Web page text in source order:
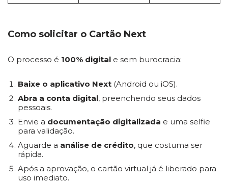
Como solicitar o Cartão Next
O processo é 100% digital e sem burocracia:
Baixe o aplicativo Next (Android ou iOS).
Abra a conta digital, preenchendo seus dados
pessoais.
Envie a documentação digitalizada e uma selfie
para validação.
Aguarde a análise de crédito, que costuma ser
rápida.
Após a aprovação, o cartão virtual já é liberado para
uso imediato.